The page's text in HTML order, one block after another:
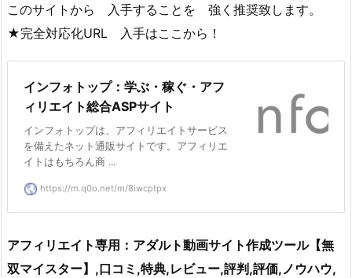
このサイトから 入手することを 強く推奨致します。
★完全対応化URL 入手はここから！
インフォトップ：学ぶ・稼ぐ・アフ
ィリエイト総合ASPサイト
インフォトップは、アフィリエイトサービス
を備えたネット通販サイトです。アフィリエ
イトはもちろん商 ...
https://m.q0o.net/m/8iwcptpx
アフィリエイト専用：アダルト動画サイト作成ツール【無
双マイスター】,口コミ,特典,レビュー,評判,評価,ノウハウ,